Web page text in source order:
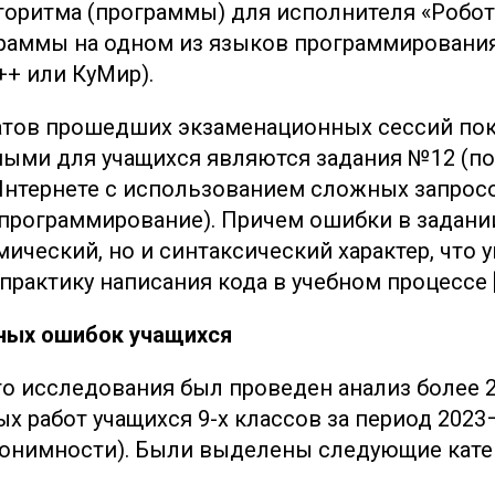
(программы) для исполнителя
на одном из языков
или КуМир).
прошедших экзаменационных сессий
для учащихся являются задания №12
с использованием сложных
Причем ошибки в
но и синтаксический характер, что
написания кода в учебном процессе
ошибок учащихся
исследования был проведен анализ более
работ учащихся 9-х классов за период
Были выделены следующие